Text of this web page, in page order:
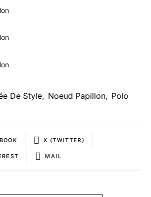
De Style, Noeud Papillon, Polo
X (TWITTER)
MAIL